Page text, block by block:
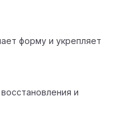
форму и укрепляет
и